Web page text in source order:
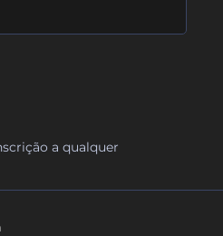
a qualquer